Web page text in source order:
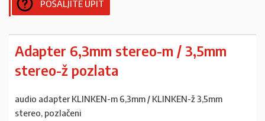
POŠALJITE UPIT
Adapter 6,3mm stereo-m / 3,5mm
stereo-ž pozlata
audio adapter KLINKEN-m 6,3mm / KLINKEN-ž 3,5mm
stereo, pozlačeni